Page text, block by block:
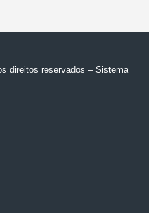
direitos reservados – Sistema